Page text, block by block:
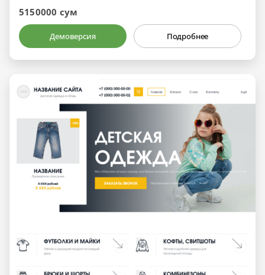
5150000 сум
Демоверсия Подробнее